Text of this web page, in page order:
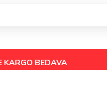
KARGO BEDAVA